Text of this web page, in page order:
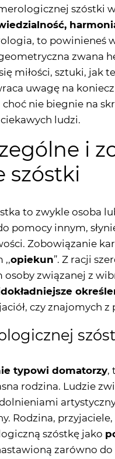
szóstki
to powinieneś
zwana
miłości, sztuki,
uwagę na
nie biegnie na
ludzi.
i
szóstki
to zwykle osoba
pomocy innym,
Zobowiązanie
,,opiekun”. Z racji
związanej z
czy znajomych z
typowi domatorzy,
rodzina. Ludzie
Rodzina,
szóstkę jako
zarówno